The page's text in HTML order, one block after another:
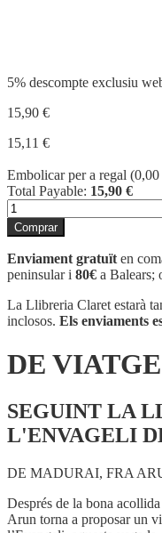
5% descompte exclusiu
15,90 €
15,11 €
Embolicar per a regal (0,00
Total Payable: 15,90 €
quantitat
de
DE
VIATGE
AMB
JESÚS
3
Comprar
Enviament gratuït en
peninsular i 80€ a Balears;
La Llibreria Claret estarà
inclosos. Els enviaments
DE
SEGUINT LA
L'ENVAGELI
DE MADURAI, FRA
Després de la bona
Arun torna a proposar un